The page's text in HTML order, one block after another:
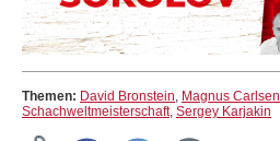
Themen: David Bronstein, Magnus Carlsen
Schachweltmeisterschaft, Sergey Karjakin